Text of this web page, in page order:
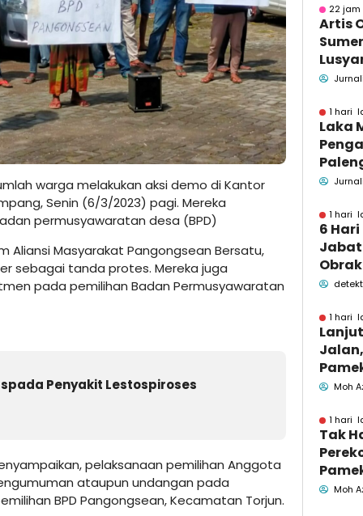
warga melakukan aksi demo di Kantor
Senin (6/3/2023) pagi. Mereka
permusyawaratan desa (BPD)
Aliansi Masyarakat Pangongsean Bersatu,
sebagai tanda protes. Mereka juga
pada pemilihan Badan Permusyawaratan
Penyakit Lestospiroses
pelaksanaan pemilihan Anggota
ataupun undangan pada
BPD Pangongsean, Kecamatan Torjun.
dan
22
Artis
1 hari
Laka
1 hari
6
OPD
1 hari
Moh
1 hari
Tak
Moh